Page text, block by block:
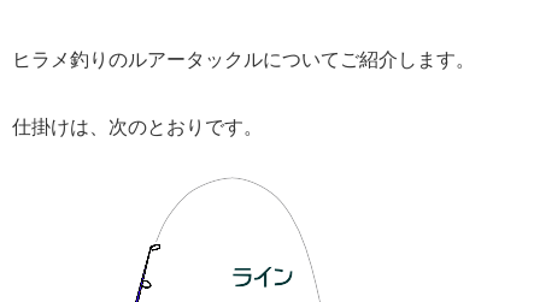
ヒラメ釣りのルアータックルについてご紹介します。
仕掛けは、次のとおりです。